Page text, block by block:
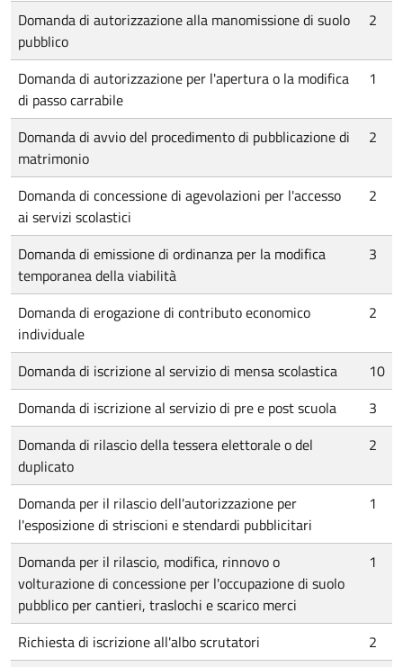
Domanda di autorizzazione alla manomissione di suolo
pubblico
2
Domanda di autorizzazione per l'apertura o la modifica
di passo carrabile
1
Domanda di avvio del procedimento di pubblicazione di
matrimonio
2
Domanda di concessione di agevolazioni per l'accesso
ai servizi scolastici
2
Domanda di emissione di ordinanza per la modifica
temporanea della viabilità
3
Domanda di erogazione di contributo economico
individuale
2
Domanda di iscrizione al servizio di mensa scolastica
10
Domanda di iscrizione al servizio di pre e post scuola
3
Domanda di rilascio della tessera elettorale o del
duplicato
2
Domanda per il rilascio dell'autorizzazione per
l'esposizione di striscioni e stendardi pubblicitari
1
Domanda per il rilascio, modifica, rinnovo o
volturazione di concessione per l'occupazione di suolo
pubblico per cantieri, traslochi e scarico merci
1
Richiesta di iscrizione all'albo scrutatori
2